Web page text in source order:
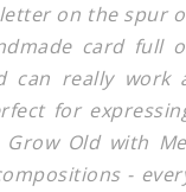
on the spur
card full
can really work
for
Old with
-